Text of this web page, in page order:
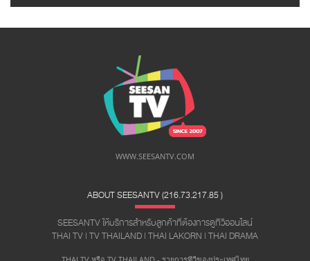
WWW.SEESANTV.COM
ABOUT SEESANTV (216.73.217.85 ​)
SEESANTV ให้บริการสำหรับลูกค้าที่ต้องการดูทีวีออนไลน์
THAI TV | TV THAILAND | THAI LAKORN | THAI DRAMA